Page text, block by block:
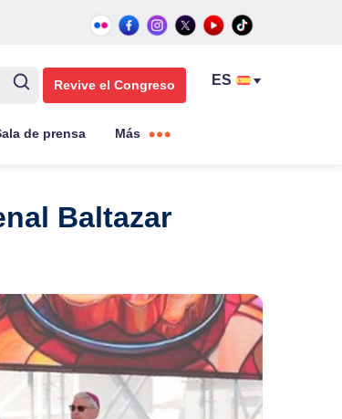
Revive el Congreso
de prensa Más
Baltazar